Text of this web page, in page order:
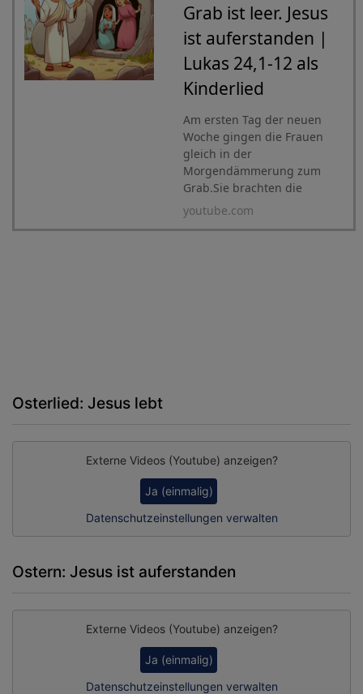
Grab ist leer. Jesus
ist auferstanden |
Lukas 24,1-12 als
Kinderlied
Am ersten Tag der neuen
Woche gingen die Frauen
gleich in der
Morgendämmerung zum
Grab.Sie brachten die
wohlriechenden Öle mit,
die sie vorbereitet
youtube.com
Osterlied: Jesus lebt
Externe Videos (Youtube) anzeigen?
Ja (einmalig)
Datenschutzeinstellungen verwalten
Ostern: Jesus ist auferstanden
Externe Videos (Youtube) anzeigen?
Ja (einmalig)
Datenschutzeinstellungen verwalten